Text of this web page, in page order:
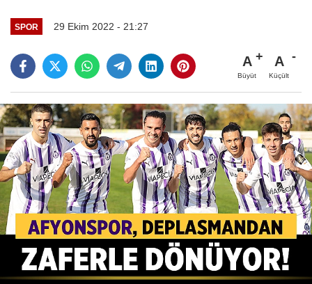
SPOR 29 Ekim 2022 - 21:27
A
Büyüt
A
Küçült